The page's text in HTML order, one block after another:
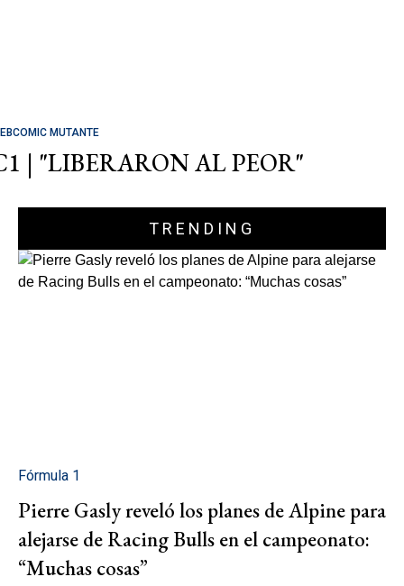
MUTANTE
| "LIBERARON AL PEOR"
TRENDING
Fórmula 1
Pierre Gasly reveló los planes de Alpine para
alejarse de Racing Bulls en el campeonato:
“Muchas cosas”